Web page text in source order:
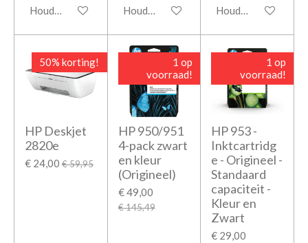
Houd mij op de hoogteHoud mij op de hoogteHoud mij op de
50% korting!
HP Deskjet
2820e
€ 24,00 € 59,95
1 op
voorraad!
HP 950/951
4-pack zwart
en kleur
(Origineel)
€ 49,00
€ 145,49
1 op
voorraad!
HP 953 -
Inktcartridg
e - Origineel -
Standaard
capaciteit -
Kleur en
Zwart
€ 29,00